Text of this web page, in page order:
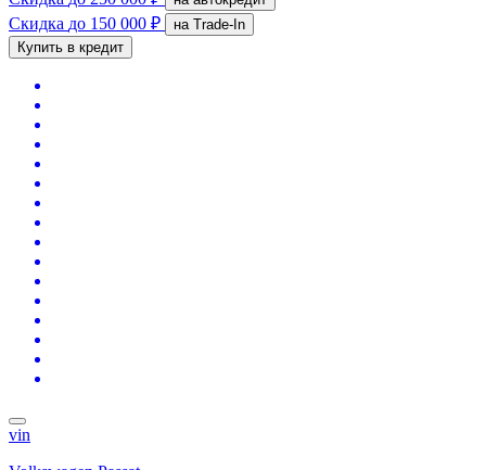
Скидка до 150 000 ₽
на Trade-In
Купить в кредит
vin